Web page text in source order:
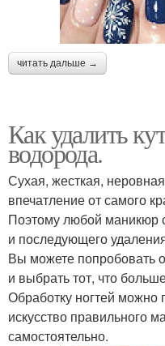
читать дальше →
Как удалить
водорода.
Сухая, жесткая,
впечатление от самого
Поэтому любой маникюр
и последующего
Вы можете попробовать
и выбрать тот, что
Обработку ногтей можно
искусство правильного
самостоятельно.